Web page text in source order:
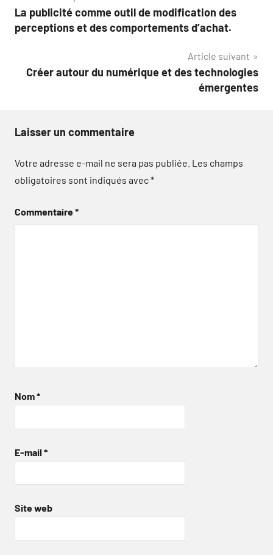
de
La publicité comme outil de modification des
perceptions et des comportements d’achat.
Article suivant
Créer autour du numérique et des technologies
émergentes
Laisser un commentaire
Votre adresse e-mail ne sera pas publiée. Les champs
obligatoires sont indiqués avec*
Commentaire*
Nom*
E-mail *
Site web